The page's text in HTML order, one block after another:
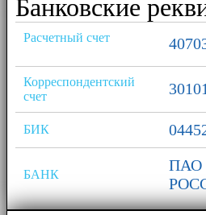
Банковские
Расчетный счет
Корреспондентский
счет
БИК
БАНК
ПАО